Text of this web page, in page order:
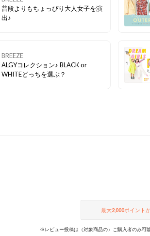
普段よりもちょっぴり大人女子を演
出♪
BREEZE
ALGYコレクション♪ BLACK or
WHITEどっちを選ぶ？
最大2,000ポイント
※レビュー投稿は（対象商品の）ご購入者のみ可